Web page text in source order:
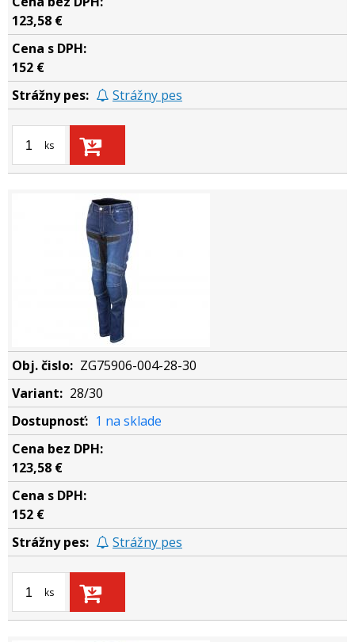
123,58 €
152 €
Strážny pes
ks
ZG75906-004-28-30
28/30
1 na sklade
123,58 €
152 €
Strážny pes
ks